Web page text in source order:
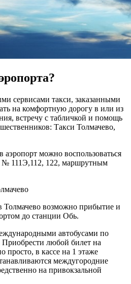
сервисами такси, заказанными
на комфортную дорогу в или из
встречу с табличкой и помощь
Такси Толмачево,
аэропорт можно воспользоваться
111Э,112, 122, маршрутным
Толмачево возможно прибытие и
до станции Обь.
автобусами по
любой билет на
просто, в кассе на 1 этаже
междугородние
на привокзальной